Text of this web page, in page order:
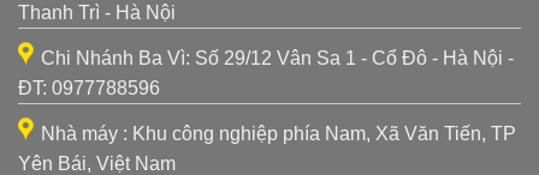
Thanh Trì - Hà Nội
Chi Nhánh Ba Vì: Số 29/12 Vân Sa 1 - Cổ Đô - Hà Nội -
ĐT: 0977788596
Nhà máy : Khu công nghiệp phía Nam, Xã Văn Tiến, TP
Yên Bái, Việt Nam